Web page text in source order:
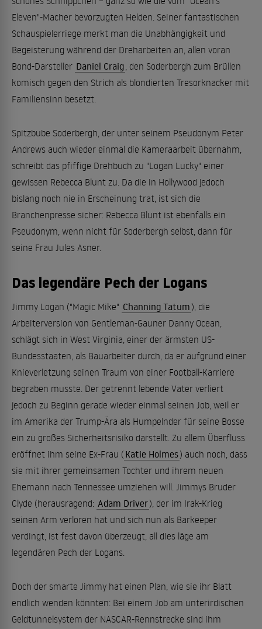
Eleven"-Macher bevorzugten Helden. Seiner fantastischen
Schauspielerriege merkt man die Unabhängigkeit und
Begeisterung während der Dreharbeiten an, allen voran
Bond-Darsteller Daniel Craig, den Soderbergh zum Brüllen
komisch gegen den Strich als blondierten Tresorknacker mit
Familiensinn besetzt.
Spitzbube Soderbergh, der unter seinem Pseudonym Peter
Andrews auch wieder einmal die Kameraarbeit übernahm,
schreibt das pfiffige Drehbuch zu "Logan Lucky" einer
gewissen Rebecca Blunt zu. Da die in Hollywood jedoch
bislang noch nie in Erscheinung trat, ist sich die
Branchenpresse sicher: Rebecca Blunt ist ebenfalls ein
Pseudonym, wenn nicht für Soderbergh selbst, dann für
seine Frau Jules Asner.
Das legendäre Pech der Logans
Jimmy Logan ("Magic Mike" Channing Tatum ), die
Arbeiterversion von Gentleman-Gauner Danny Ocean,
schlägt sich in West Virginia, einer der ärmsten US-
Bundesstaaten, als Bauarbeiter durch, da er aufgrund einer
Knieverletzung seinen Traum von einer Football-Karriere
begraben musste. Der getrennt lebende Vater verliert
jedoch zu Beginn gerade wieder einmal seinen Job, weil er
im Amerika der Trump-Ära als Humpelnder für seine Bosse
ein zu großes Sicherheitsrisiko darstellt. Zu allem Überfluss
eröffnet ihm seine Ex-Frau ( Katie Holmes) auch noch, dass
sie mit ihrer gemeinsamen Tochter und ihrem neuen
Ehemann nach Tennessee umziehen will. Jimmys Bruder
Clyde (herausragend: Adam Driver), der im Irak-Krieg
seinen Arm verloren hat und sich nun als Barkeeper
verdingt, ist fest davon überzeugt, all dies läge am
legendären Pech der Logans.
Doch der smarte Jimmy hat einen Plan, wie sie ihr Blatt
endlich wenden könnten: Bei einem Job am unterirdischen
Geldtunnelsystem der NASCAR-Rennstrecke sind ihm